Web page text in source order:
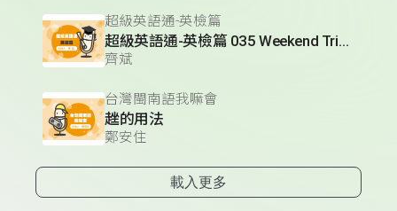
超級英語通-英檢篇
超級英語通-英檢篇 035 Weekend Trip- 週末旅遊
齊斌
台灣閩南語我嘛會
趖的用法
鄭安住
載入更多